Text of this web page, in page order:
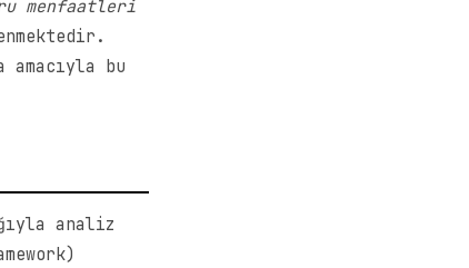
menfaatleri
bu
analiz